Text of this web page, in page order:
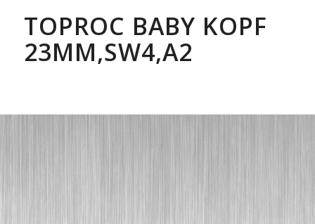
TOPROC BABY KOPF
23MM,SW4,A2